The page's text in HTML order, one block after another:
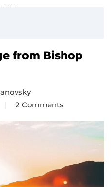
from Bishop
2 Comments
on
An
Bishop